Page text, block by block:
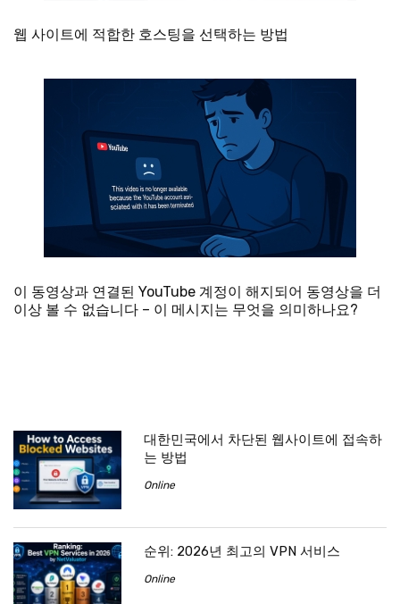
웹 사이트에 적합한 호스팅을 선택하는 방법
이 동영상과 연결된 YouTube 계정이 해지되어 동영상을 더
이상 볼 수 없습니다 – 이 메시지는 무엇을 의미하나요?
대한민국에서 차단된 웹사이트에 접속하
는 방법
Online
순위: 2026년 최고의 VPN 서비스
Online